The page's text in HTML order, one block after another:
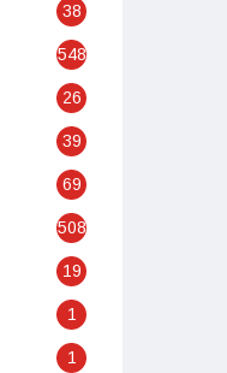
38
548
26
39
69
508
19
1
1